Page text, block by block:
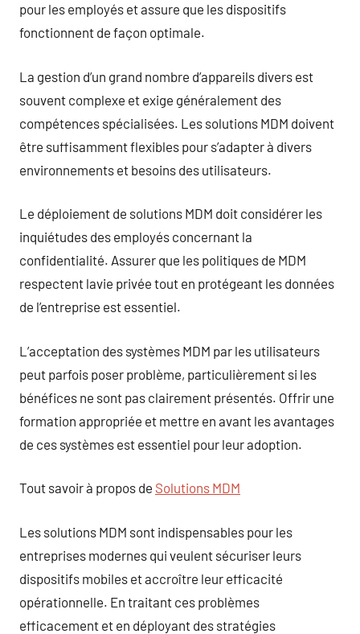
pour les employés et assure que les dispositifs
fonctionnent de façon optimale.
La gestion d’un grand nombre d’appareils divers est
souvent complexe et exige généralement des
compétences spécialisées. Les solutions MDM doivent
être suffisamment flexibles pour s’adapter à divers
environnements et besoins des utilisateurs.
Le déploiement de solutions MDM doit considérer les
inquiétudes des employés concernant la
confidentialité. Assurer que les politiques de MDM
respectent lavie privée tout en protégeant les données
de l’entreprise est essentiel.
L’acceptation des systèmes MDM par les utilisateurs
peut parfois poser problème, particulièrement si les
bénéfices ne sont pas clairement présentés. Offrir une
formation appropriée et mettre en avant les avantages
de ces systèmes est essentiel pour leur adoption.
Tout savoir à propos de Solutions MDM
Les solutions MDM sont indispensables pour les
entreprises modernes qui veulent sécuriser leurs
dispositifs mobiles et accroître leur efficacité
opérationnelle. En traitant ces problèmes
efficacement et en déployant des stratégies